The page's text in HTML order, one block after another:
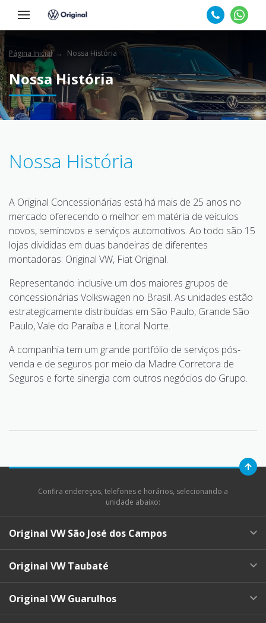
Página Inicial Nossa História
Nossa História
Nossa História
A Original Concessionárias está há mais de 25 anos no
mercado oferecendo o melhor em matéria de veículos
novos, seminovos e serviços automotivos. Ao todo são 15
lojas divididas em duas bandeiras de diferentes
montadoras: Original VW, Fiat Original.
Representando inclusive um dos maiores grupos de
concessionárias Volkswagen no Brasil. As unidades estão
estrategicamente distribuídas em São Paulo, Grande São
Paulo, Vale do Paraíba e Litoral Norte.
A companhia tem um grande portfólio de serviços pós-
venda e de seguros por meio da Madre Corretora de
Seguros e forte sinergia com outros negócios do Grupo.
Confira endereços, telefones e horários, selecionando a
unidade abaixo:
Original VW São José dos Campos
Original VW Taubaté
Original VW Guarulhos